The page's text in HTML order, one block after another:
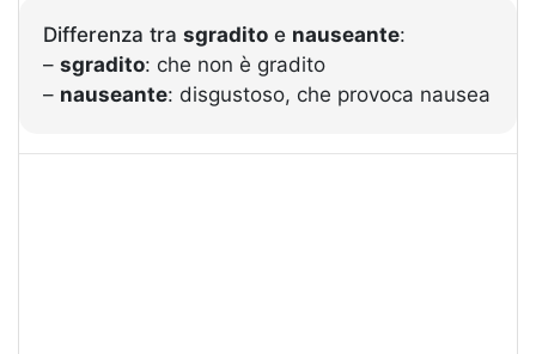
Differenza tra sgradito e nauseante:
– sgradito: che non è gradito
– nauseante: disgustoso, che provoca nausea